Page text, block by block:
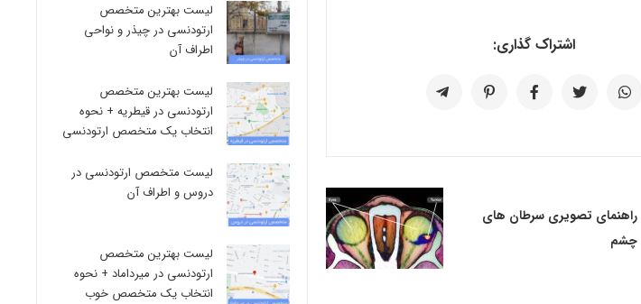
اشتراک گذاری:
راهنمای تصویری سرطان های
چشم
لیست بهترین متخصص
ارتودنسی در چیذر و نواحی
اطراف آن
لیست بهترین متخصص
ارتودنسی در قیطریه + نحوه
انتخاب یک متخصص ارتودنسی
لیست متخصص ارتودنسی در
دروس و اطراف آن
لیست بهترین متخصص
ارتودنسی در میرداماد + نحوه
انتخاب یک متخصص خوب